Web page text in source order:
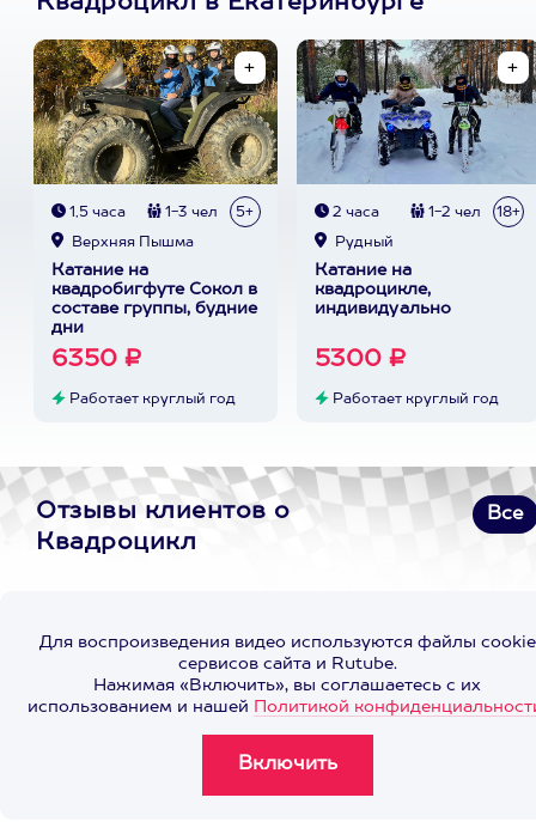
1,5 часа 1-3 чел 5+
Верхняя Пышма
Катание на
квадробигфуте Сокол в
составе группы, будние
дни
6350 ₽
Работает круглый год
2 часа 1-2 чел 18+
Рудный
Катание на
квадроцикле,
индивидуально
5300 ₽
Работает круглый год
Отзывы клиентов о
Квадроцикл
Все
Для воспроизведения видео используются файлы cookie
сервисов сайта и Rutube.
Нажимая «Включить», вы соглашаетесь с их
использованием и нашей Политикой